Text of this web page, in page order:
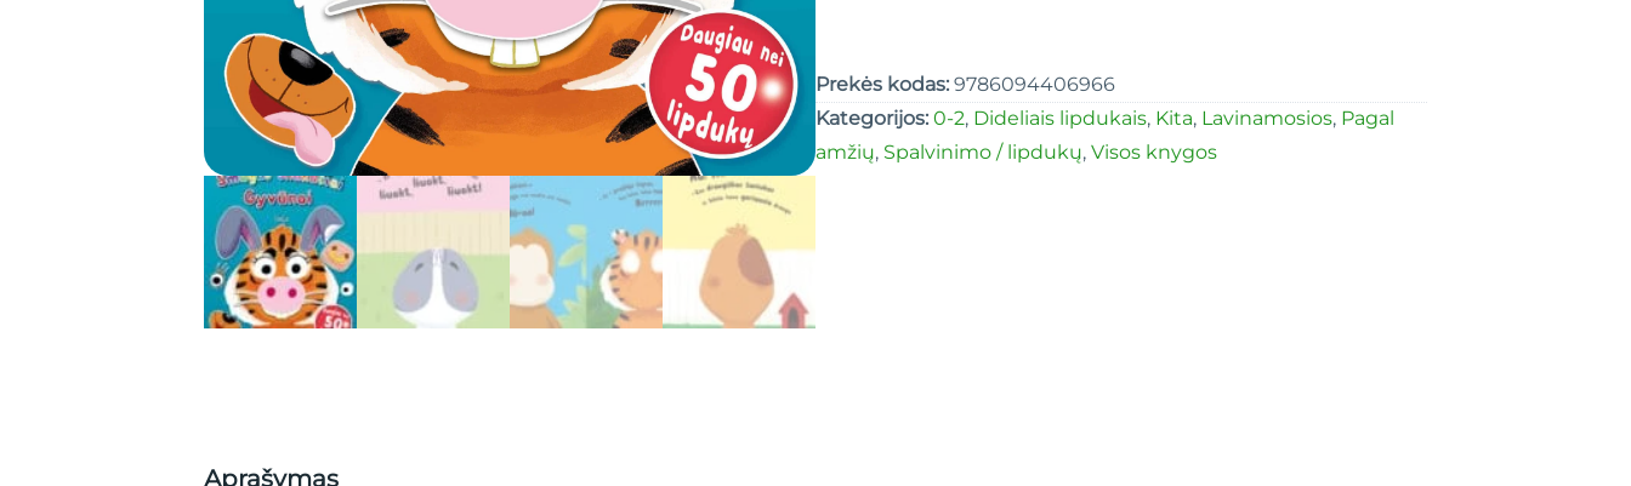
Prekės kodas: 9786094406966
Kategorijos: 0-2, Dideliais lipdukais, Kita, Lavinamosios, Pagal
amžių, Spalvinimo / lipdukų, Visos knygos
Aprašymas